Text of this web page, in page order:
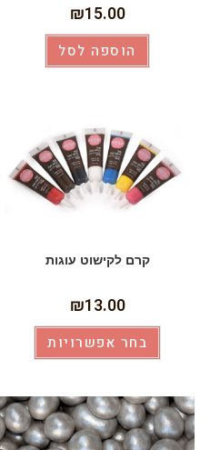
₪15.00
הוספה לסל
קרם לקישוט עוגות
₪13.00
בחר אפשרויות